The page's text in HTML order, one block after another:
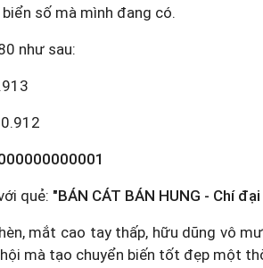
số mà mình đang có.
như sau:
quẻ: "BÁN CÁT BÁN HUNG - Chí
mắt cao tay thấp, hữu dũng vô
mà tạo chuyển biến tốt đẹp một